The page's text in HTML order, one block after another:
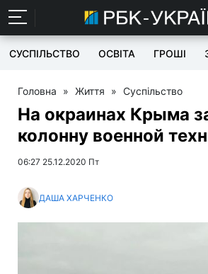
СУСПІЛЬСТВО ОСВІТА ГРОШІ
Головна » Життя » Суспільство
На окраинах Крыма
колонну военной
06:27 25.12.2020 Пт
ДАША ХАРЧЕНКО